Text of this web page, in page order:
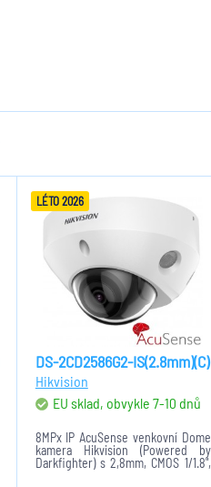
LÉTO 2026
DS-2CD2586G2-IS(2.8mm)(C)
Hikvision
EU sklad, obvykle 7-10 dnů
8MPx IP AcuSense venkovní Dome
kamera Hikvision (Powered by
Darkfighter) s 2,8mm, CMOS 1/1.8",
0,003lux, 3840x2160@25fps.